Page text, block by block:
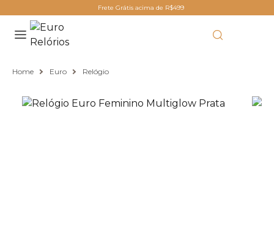
Frete Grátis acima de R$499
Home Euro Relógio